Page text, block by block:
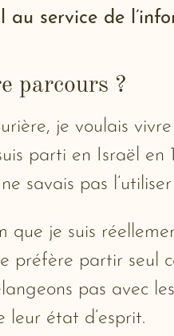
au service de
parcours ?
je voulais
parti en Israël
savais pas
que je suis
préfère partir seul
pas avec
leur état d’esprit.